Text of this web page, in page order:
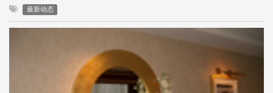
最新动态